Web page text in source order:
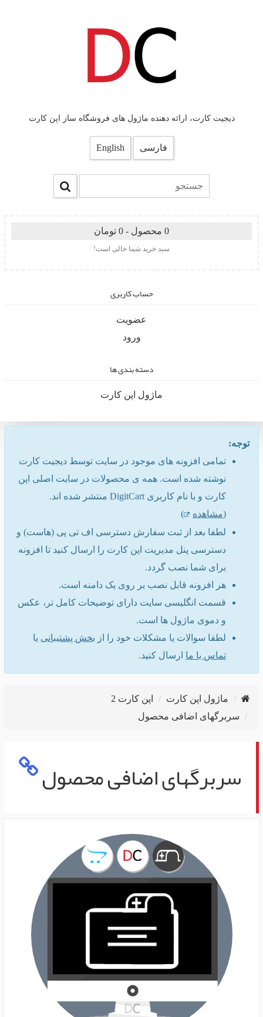
دیجیت کارت، ارائه دهنده ماژول های فروشگاه ساز اپن کارت
فارسی English
0 محصول - 0 تومان
سبد خرید شما خالی است!
حساب کاربری
عضویت
ورود
دسته بندی ها
ماژول اپن کارت
توجه:
تمامی افزونه های موجود در سایت توسط دیجیت کارت
نوشته شده است. همه ی محصولات در سایت اصلی اپن
کارت و با نام کاربری DigitCart منتشر شده اند.
(مشاهده
)
لطفا بعد از ثبت سفارش دسترسی اف تی پی (هاست) و
دسترسی پنل مدیریت اپن کارت را ارسال کنید تا افزونه
برای شما نصب گردد.
هر افزونه قابل نصب بر روی یک دامنه است.
قسمت انگلیسی سایت دارای توضیحات کامل تر، عکس
و دموی ماژول ها است.
لطفا سوالات یا مشکلات خود را از بخش پشتیبانی یا
تماس با ما ارسال کنید.
ماژول اپن کارت
اپن کارت 2
سربرگهای اضافی محصول
سربرگهای اضافی محصول